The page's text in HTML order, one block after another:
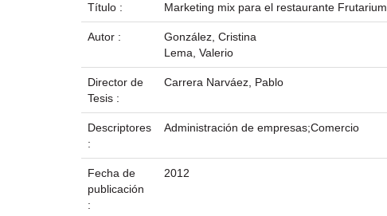
Título : Marketing mix para el restaurante Frutarium.
Autor :
González, Cristina
Lema, Valerio
Director de
Tesis :
Carrera Narváez, Pablo
Descriptores
:
Administración de empresas;Comercio
Fecha de
publicación
:
2012